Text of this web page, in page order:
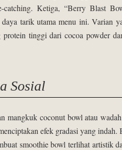
catching. Ketiga, “Berry Blast
tarik utama menu ini. Varian
tinggi dari cocoa powder
Sosial
mangkuk coconut bowl atau
efek gradasi yang indah.
smoothie bowl terlihat artistik